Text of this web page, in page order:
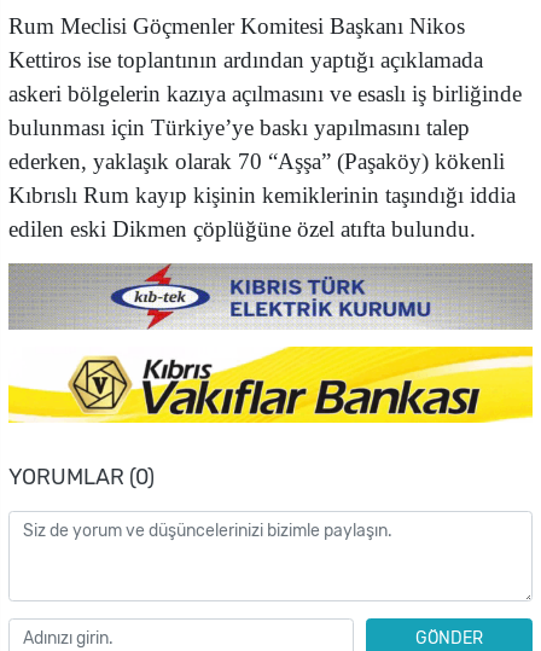
Rum Meclisi Göçmenler Komitesi Başkanı Nikos
Kettiros ise toplantının ardından yaptığı açıklamada
askeri bölgelerin kazıya açılmasını ve esaslı iş birliğinde
bulunması için Türkiye’ye baskı yapılmasını talep
ederken, yaklaşık olarak 70 “Aşşa” (Paşaköy) kökenli
Kıbrıslı Rum kayıp kişinin kemiklerinin taşındığı iddia
edilen eski Dikmen çöplüğüne özel atıfta bulundu.
YORUMLAR (0)
GÖNDER